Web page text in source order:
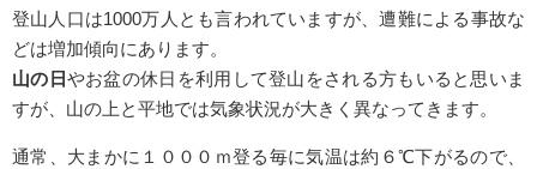
登山人口は1000万人とも言われていますが、遭難による事故な
どは増加傾向にあります。
山の日やお盆の休日を利用して登山をされる方もいると思いま
すが、山の上と平地では気象状況が大きく異なってきます。
通常、大まかに１０００ｍ登る毎に気温は約６℃下がるので、